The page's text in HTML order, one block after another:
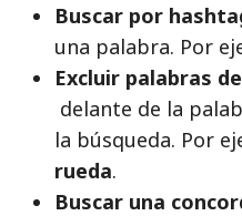
Buscar por
una palabra. Por
Excluir palabras
delante de la
la búsqueda. Por
rueda.
Buscar una